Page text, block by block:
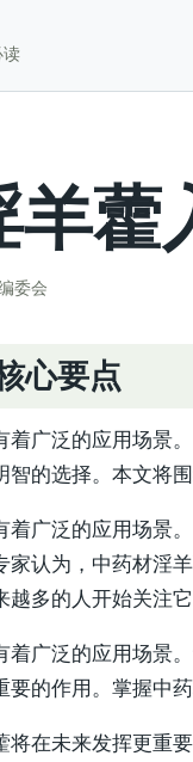
读
羊藿
委会
心要点
着广泛的应用场景
的选择。本文将
着广泛的应用场景
家认为，中药材淫
多的人开始关注它
着广泛的应用场景
的作用。掌握中
在未来发挥更重